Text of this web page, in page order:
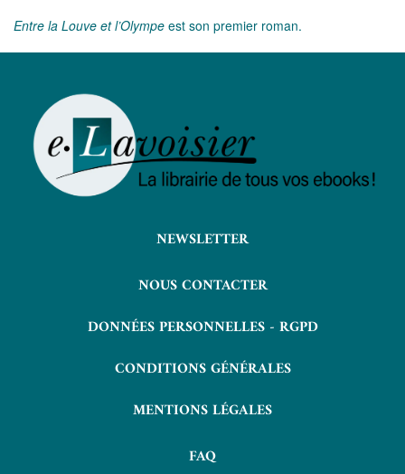
Entre la Louve et l’Olympe est son premier roman.
NEWSLETTER
NOUS CONTACTER
DONNÉES PERSONNELLES - RGPD
CONDITIONS GÉNÉRALES
MENTIONS LÉGALES
FAQ